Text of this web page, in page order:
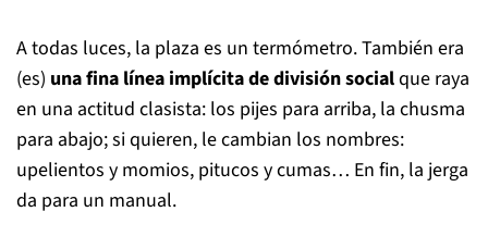
A todas luces, la plaza es un termómetro. También era
(es) una fina línea implícita de división socialque raya
en una actitud clasista: los pijes para arriba, la chusma
para abajo; si quieren, le cambian los nombres:
upelientos y momios, pitucos y cumas… En fin, la jerga
da para un manual.